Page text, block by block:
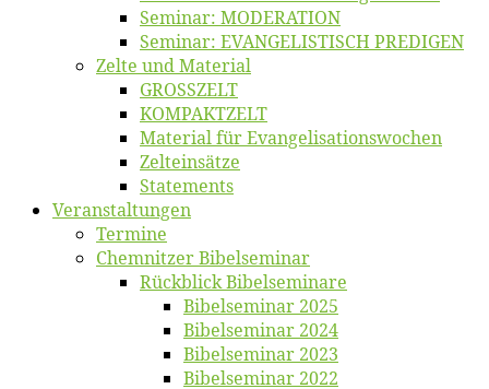
Se­mi­nar: MODERATION
Se­mi­nar: EVANGELISTISCH PREDIGEN
Zel­te und Material
GROSSZELT
KOMPAKTZELT
Ma­te­ri­al für Evangelisationswochen
Zelt­ein­sät­ze
State­ments
Ver­an­stal­tun­gen
Ter­mi­ne
Chemnit­zer Bibelseminar
Rück­blick Bibelseminare
Bi­bel­se­mi­nar 2025
Bi­bel­se­mi­nar 2024
Bi­bel­se­mi­nar 2023
Bi­bel­se­mi­nar 2022